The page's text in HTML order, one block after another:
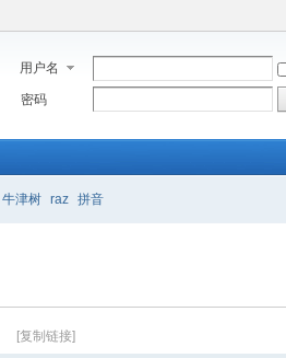
用户名
密码
牛津树 raz 拼音
[复制链接]